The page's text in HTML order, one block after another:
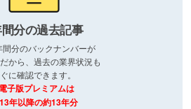
間分の過去記事
間分のバックナンバーが
から、過去の業界状況も
に確認できます。
子版プレミアムは
年以降の約13年分